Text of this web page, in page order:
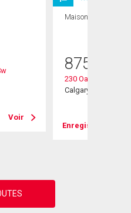
Voir
Maison
875 000
230 Oakwood
Calgary, AB
Enregistrer